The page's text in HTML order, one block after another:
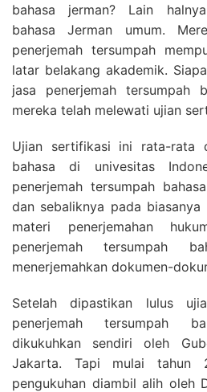
bahasa jerman? Lain
bahasa Jerman umum.
penerjemah tersumpah
latar belakang akademik.
jasa penerjemah tersumpah
mereka telah melewati ujian
Ujian sertifikasi ini rata-rata
bahasa di univesitas
penerjemah tersumpah
dan sebaliknya pada biasanya
materi penerjemahan
penerjemah tersumpah
menerjemahkan dokumen-
Setelah dipastikan lulus
penerjemah tersumpah
dikukuhkan sendiri oleh
Jakarta. Tapi mulai tahun
pengukuhan diambil alih oleh